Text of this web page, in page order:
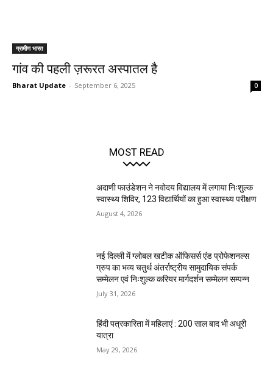
ग्रामीण भारत
गांव की पहली ज़रूरत अस्पातल है
Bharat Update - September 6, 2025 0
MOST READ
अदाणी फाउंडेशन ने नवोदय विद्यालय में लगाया निःशुल्क
स्वास्थ्य शिविर, 123 विद्यार्थियों का हुआ स्वास्थ्य परीक्षण
August 4, 2026
नई दिल्ली में ग्लोबल खटीक ऑफिसर्स एंड प्रोफेशनल्स
ग्रुप का भव्य चतुर्थ अंतर्राष्ट्रीय सामुदायिक संपर्क
सम्मेलन एवं निःशुल्क करियर मार्गदर्शन सम्मेलन सम्पन्न
July 31, 2026
हिंदी पत्रकारिता में महिलाएं : 200 साल बाद भी अधूरी
यात्रा
May 29, 2026